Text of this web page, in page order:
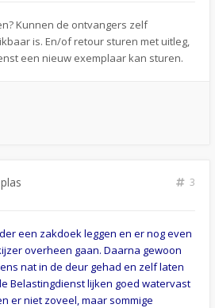
Kunnen de ontvangers zelf
is. En/of retour sturen met uitleg,
een nieuw exemplaar kan sturen.
3
een zakdoek leggen en er nog even
overheen gaan. Daarna gewoon
nat in de deur gehad en zelf laten
Belastingdienst lijken goed watervast
er niet zoveel, maar sommige